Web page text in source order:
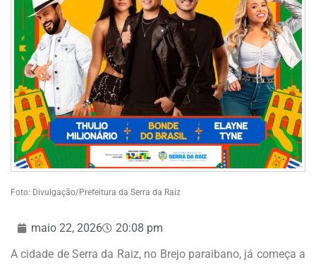
Foto: Divulgação/Prefeitura da Serra da Raiz
maio 22, 2026
20:08 pm
A cidade de Serra da Raiz, no Brejo paraibano, já começa a